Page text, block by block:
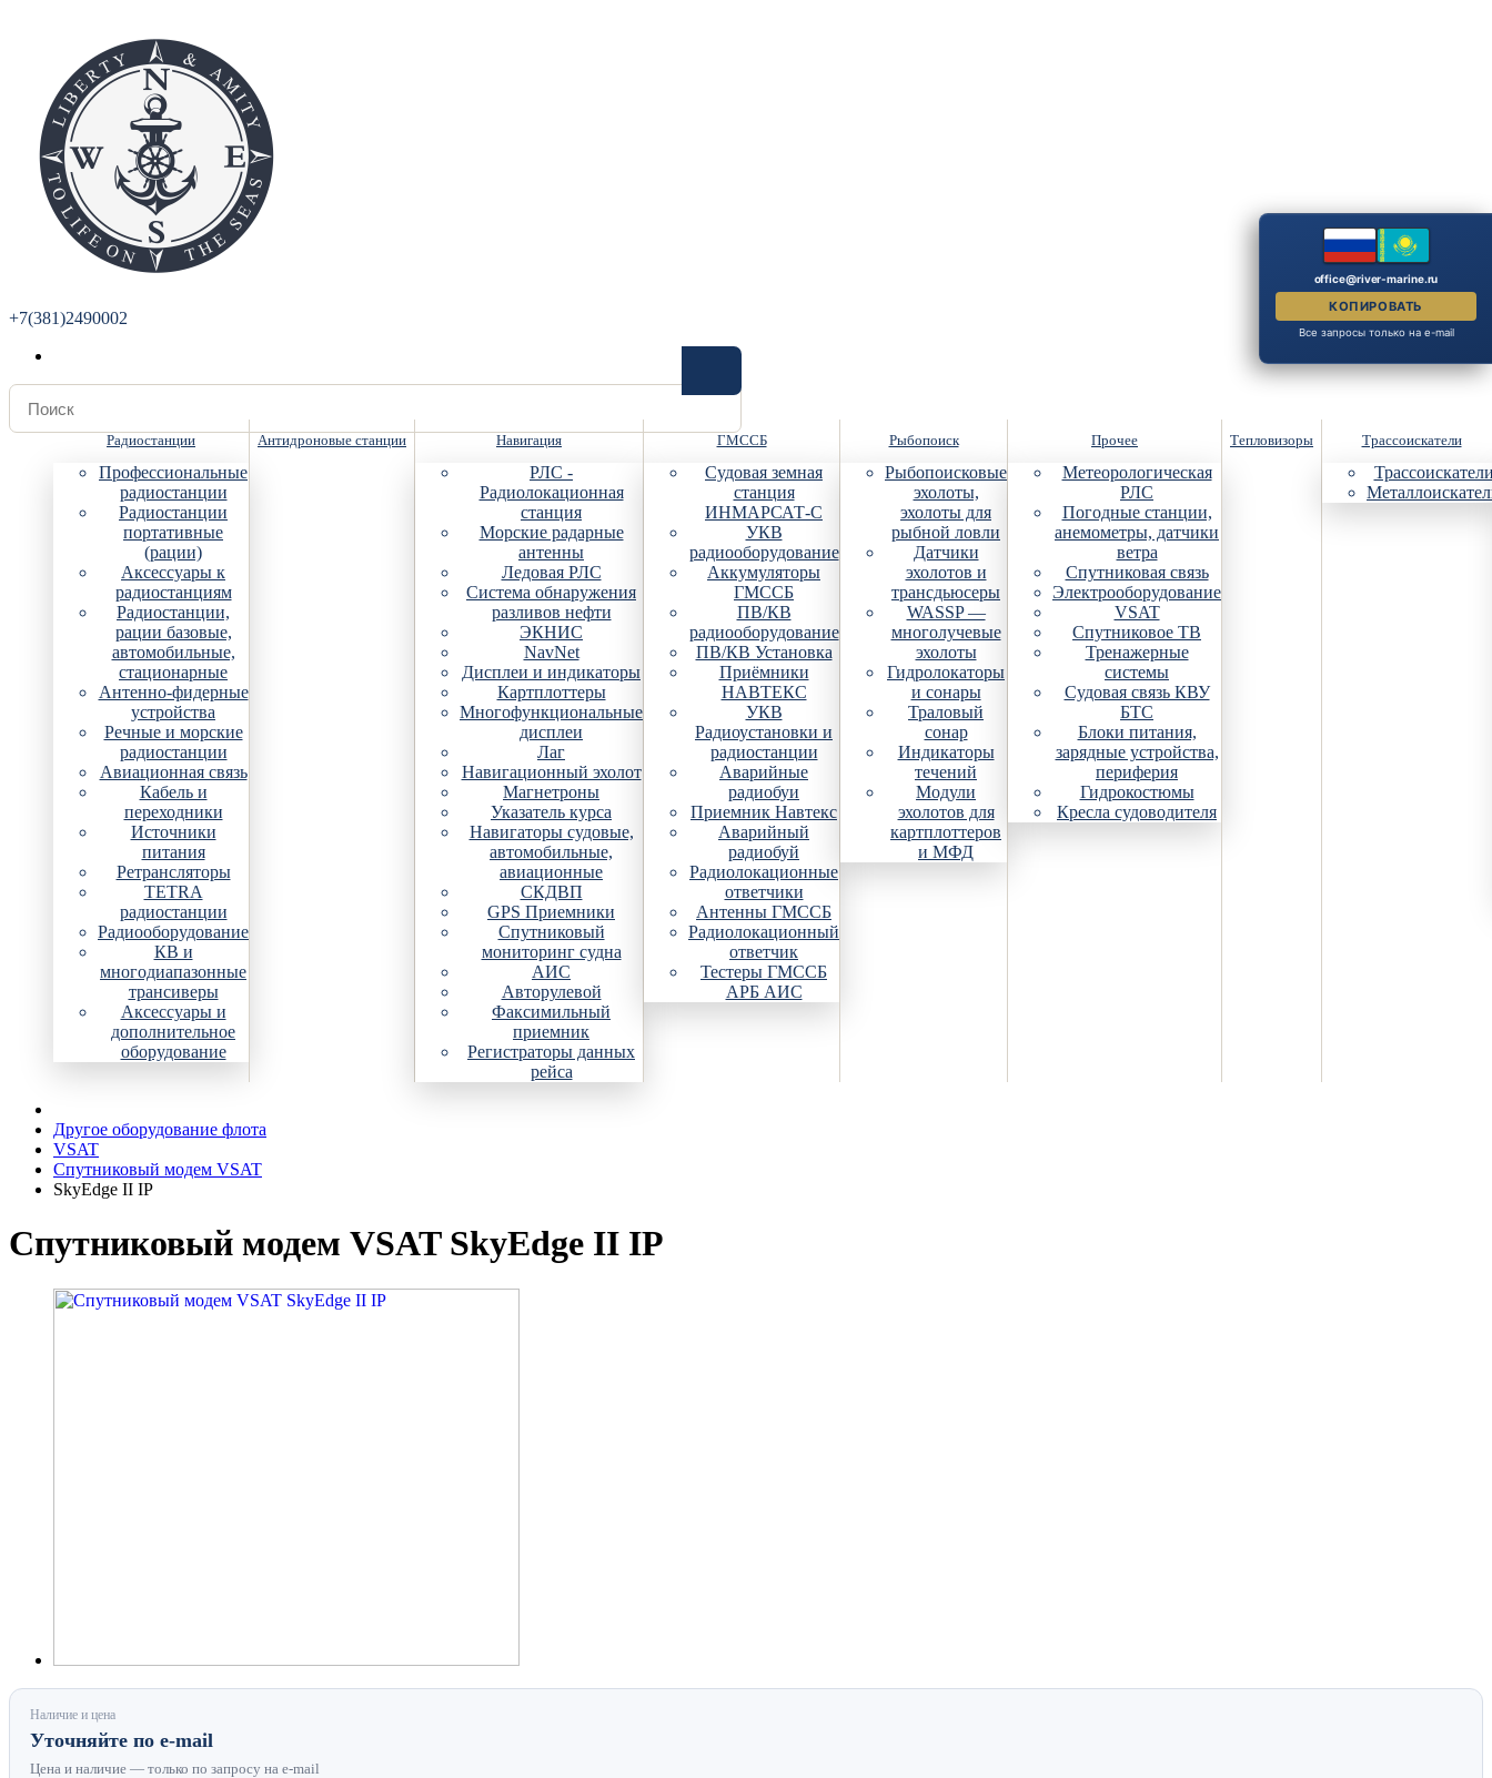
+7(381)2490002
Радиостанции
Профессиональные
радиостанции
Радиостанции
портативные
(рации)
Аксессуары к
радиостанциям
Радиостанции,
рации базовые,
автомобильные,
стационарные
Антенно-фидерные
устройства
Речные и морские
радиостанции
Авиационная связь
Кабель и
переходники
Источники
питания
Ретрансляторы
TETRA
радиостанции
Радиооборудование
КВ и
многодиапазонные
трансиверы
Аксессуары и
дополнительное
оборудование
Антидроновые станции Навигация
РЛС -
Радиолокационная
станция
Морские радарные
антенны
Ледовая РЛС
Система обнаружения
разливов нефти
ЭКНИС
NavNet
Дисплеи и индикаторы
Картплоттеры
Многофункциональные
дисплеи
Лаг
Навигационный эхолот
Магнетроны
Указатель курса
Навигаторы судовые,
автомобильные,
авиационные
СКДВП
GPS Приемники
Спутниковый
мониторинг судна
АИС
Авторулевой
Факсимильный
приемник
Регистраторы данных
рейса
ГМССБ
Судовая земная
станция
ИНМАРСАТ-С
УКВ
радиооборудование
Аккумуляторы
ГМССБ
ПВ/КВ
радиооборудование
ПВ/КВ Установка
Приёмники
НАВТЕКС
УКВ
Радиоустановки и
радиостанции
Аварийные
радиобуи
Приемник Навтекс
Аварийный
радиобуй
Радиолокационные
ответчики
Антенны ГМССБ
Радиолокационный
ответчик
Тестеры ГМССБ
АРБ АИС
Рыбопоиск
Рыбопоисковые
эхолоты,
эхолоты для
рыбной ловли
Датчики
эхолотов и
трансдьюсеры
WASSP —
многолучевые
эхолоты
Гидролокаторы
и сонары
Траловый
сонар
Индикаторы
течений
Модули
эхолотов для
картплоттеров
и МФД
Прочее
Метеорологическая
РЛС
Погодные станции,
анемометры, датчики
ветра
Спутниковая связь
Электрооборудование
VSAT
Спутниковое ТВ
Тренажерные
системы
Судовая связь КВУ
БТС
Блоки питания,
зарядные устройства,
периферия
Гидрокостюмы
Кресла судоводителя
Тепловизоры Трассоискатели
Другое оборудование флота
VSAT
Спутниковый модем VSAT
SkyEdge II IP
Спутниковый модем VSAT SkyEdge II IP
Наличие и цена
Уточняйте по e-mail
Цена и наличие — только по запросу на e-mail
office@river-marine.ru
КОПИРОВАТЬ
Все запросы только на e-mail